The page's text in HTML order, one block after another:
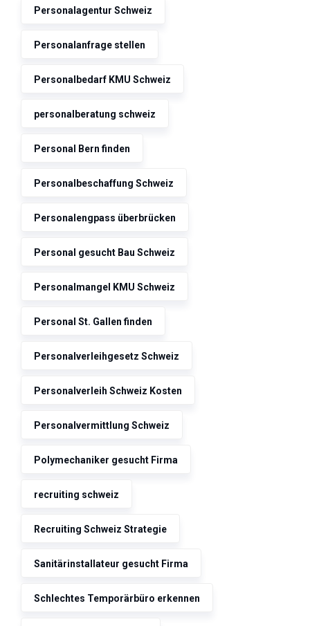
Personalagentur Schweiz
Personalanfrage stellen
Personalbedarf KMU Schweiz
personalberatung schweiz
Personal Bern finden
Personalbeschaffung Schweiz
Personalengpass überbrücken
Personal gesucht Bau Schweiz
Personalmangel KMU Schweiz
Personal St. Gallen finden
Personalverleihgesetz Schweiz
Personalverleih Schweiz Kosten
Personalvermittlung Schweiz
Polymechaniker gesucht Firma
recruiting schweiz
Recruiting Schweiz Strategie
Sanitärinstallateur gesucht Firma
Schlechtes Temporärbüro erkennen